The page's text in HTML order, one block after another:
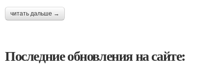
читать дальше →
Последние обновления на сайте: